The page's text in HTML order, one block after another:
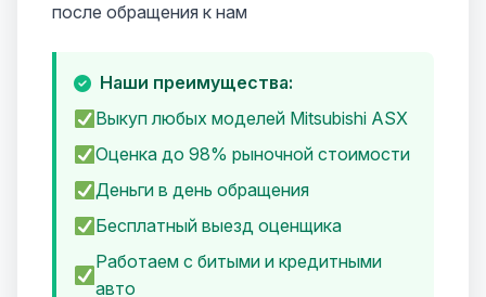
после обращения к нам
Наши преимущества:
Выкуп любых моделей Mitsubishi ASX
Оценка до 98% рыночной стоимости
Деньги в день обращения
Бесплатный выезд оценщика
Работаем с битыми и кредитными
авто